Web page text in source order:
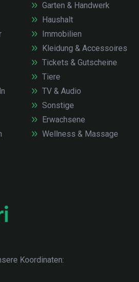
Garten & Handwerk
Haushalt
Immobilien
Kleidung & Accessoires
Tickets & Gutscheine
Tiere
TV & Audio
Sonstige
Erwachsene
Wellness & Massage
Koordinaten: